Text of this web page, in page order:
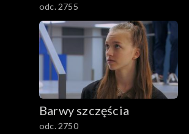
odc. 2755
Barwy szczęścia
odc. 2750